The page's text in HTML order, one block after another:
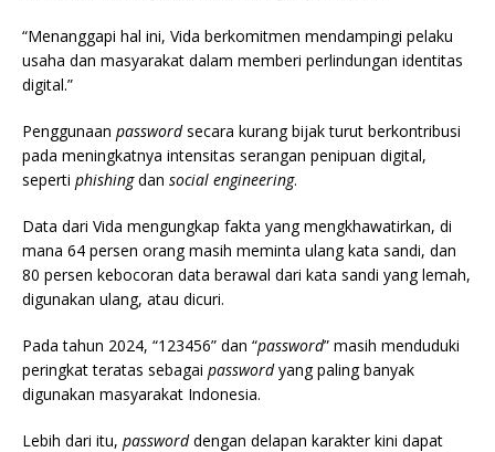
“Menanggapi hal ini, Vida berkomitmen mendampingi pelaku
usaha dan masyarakat dalam memberi perlindungan identitas
digital.”
Penggunaan passwordsecara kurang bijak turut berkontribusi
pada meningkatnya intensitas serangan penipuan digital,
seperti phishingdan social engineering.
Data dari Vida mengungkap fakta yang mengkhawatirkan, di
mana 64 persen orang masih meminta ulang kata sandi, dan
80 persen kebocoran data berawal dari kata sandi yang lemah,
digunakan ulang, atau dicuri.
Pada tahun 2024, “123456” dan “password” masih menduduki
peringkat teratas sebagai passwordyang paling banyak
digunakan masyarakat Indonesia.
Lebih dari itu, passworddengan delapan karakter kini dapat